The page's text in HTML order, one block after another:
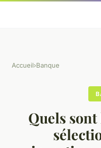
Accueil›Banque
Quels